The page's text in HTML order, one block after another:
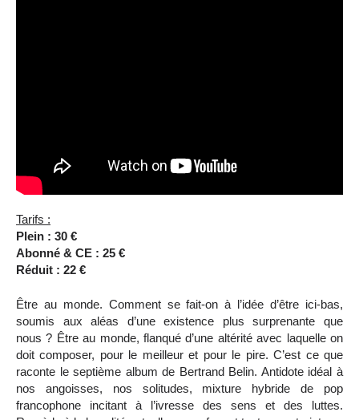
Tarifs :
Plein : 30 €
Abonné & CE : 25 €
Réduit : 22 €
Être au monde. Comment se fait-on à l’idée d’être ici-bas,
soumis aux aléas d’une existence plus surprenante que
nous ? Être au monde, flanqué d’une altérité avec laquelle on
doit composer, pour le meilleur et pour le pire. C’est ce que
raconte le septième album de Bertrand Belin. Antidote idéal à
nos angoisses, nos solitudes, mixture hybride de pop
francophone incitant à l’ivresse des sens et des luttes.